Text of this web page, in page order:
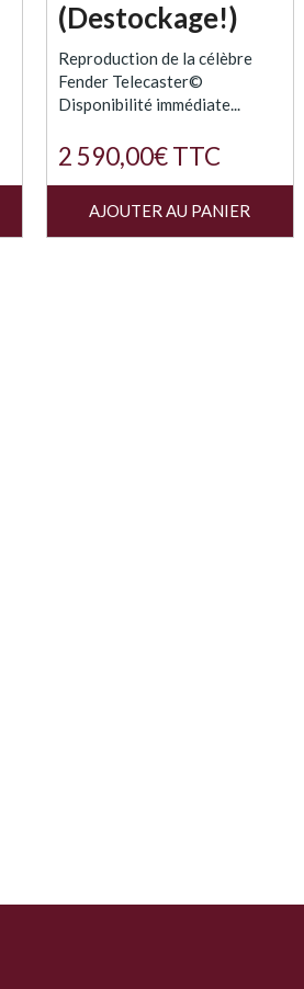
(Destockage!)
Reproduction de la célèbre
Fender Telecaster©
Disponibilité immédiate...
2 590,00€ TTC
AJOUTER AU PANIER